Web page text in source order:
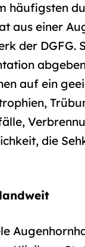
aus einer
der
auf ein
die